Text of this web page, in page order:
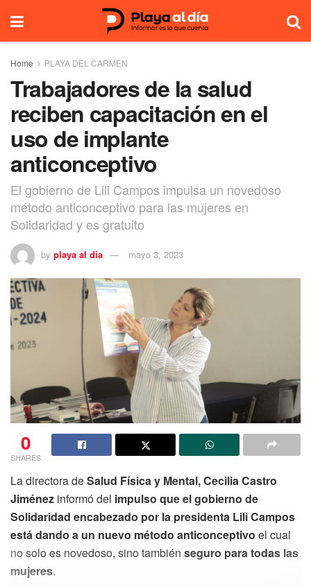
Home PLAYA DEL CARMEN
Trabajadores de la salud
reciben capacitación en el
uso de implante
anticonceptivo
El gobierno de Lili Campos impulsa un novedoso
método anticonceptivo para las mujeres en
Solidaridad y es gratuito
by playa al dia mayo 3, 2023
0
SHARES
La directora deSalud Física y Mental, Cecilia Castro
Jiménez informó del impulso que el gobierno de
Solidaridad encabezado por la presidenta Lili Campos
está dando a un nuevo método anticonceptivo el cual
no solo es novedoso, sino también seguro para todas las
mujeres.